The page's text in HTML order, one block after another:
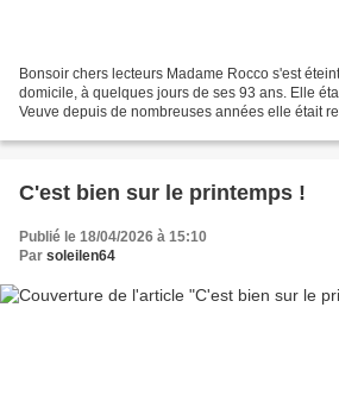
Bonsoir chers lecteurs Madame Rocco s'est
domicile, à quelques jours de ses 93 ans. Elle
Veuve depuis de nombreuses années elle était
C'est bien sur le printemps !
Publié le 18/04/2026 à 15:10
Par soleilen64